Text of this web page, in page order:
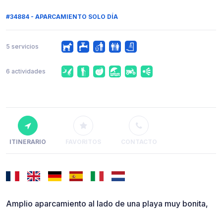
#34884 - APARCAMIENTO SOLO DÍA
5 servicios
6 actividades
ITINERARIO FAVORITOS CONTACTO
Amplio aparcamiento al lado de una playa muy bonita,